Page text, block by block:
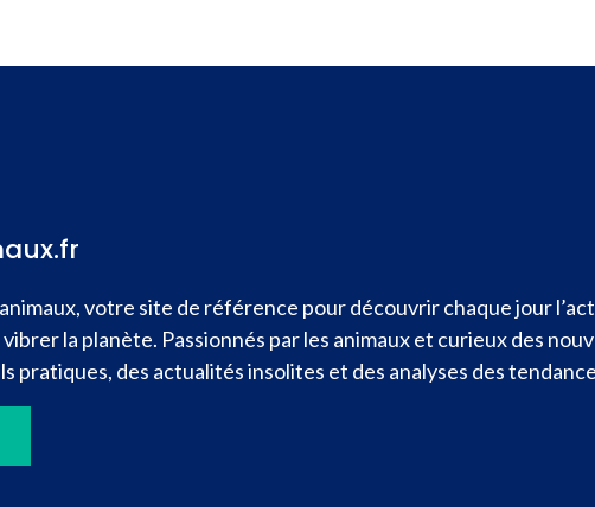
votre site de référence pour découvrir chaque jour
la planète. Passionnés par les animaux et curieux des
pratiques, des actualités insolites et des analyses des